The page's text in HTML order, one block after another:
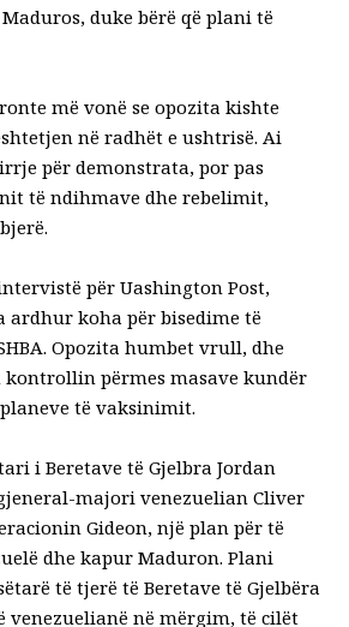
duke bërë që plani të
më vonë se opozita kishte
në radhët e ushtrisë. Ai
për demonstrata, por pas
të ndihmave dhe rebelimit,
për Uashington Post,
ardhur koha për bisedime të
Opozita humbet vrull, dhe
përmes masave kundër
të vaksinimit.
i Beretave të Gjelbra Jordan
majori venezuelian Cliver
Gideon, një plan për të
dhe kapur Maduron. Plani
të tjerë të Beretave të Gjelbëra
venezuelianë në mërgim, të cilët